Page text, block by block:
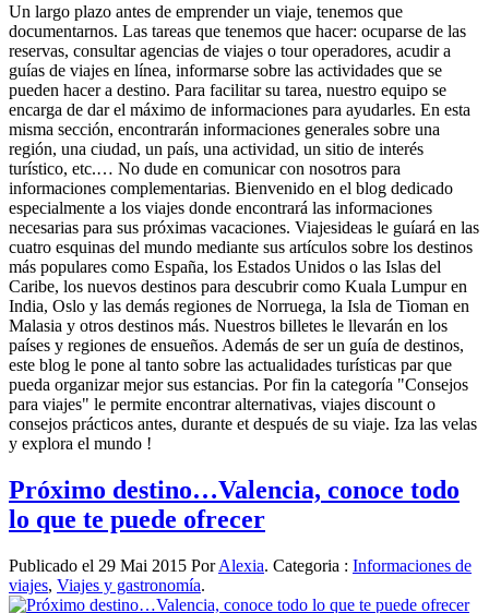
Un largo plazo antes de emprender un viaje, tenemos que
documentarnos. Las tareas que tenemos que hacer: ocuparse de las
reservas, consultar agencias de viajes o tour operadores, acudir a
guías de viajes en línea, informarse sobre las actividades que se
pueden hacer a destino. Para facilitar su tarea, nuestro equipo se
encarga de dar el máximo de informaciones para ayudarles. En esta
misma sección, encontrarán informaciones generales sobre una
región, una ciudad, un país, una actividad, un sitio de interés
turístico, etc.… No dude en comunicar con nosotros para
informaciones complementarias. Bienvenido en el blog dedicado
especialmente a los viajes donde encontrará las informaciones
necesarias para sus próximas vacaciones. Viajesideas le guíará en las
cuatro esquinas del mundo mediante sus artículos sobre los destinos
más populares como España, los Estados Unidos o las Islas del
Caribe, los nuevos destinos para descubrir como Kuala Lumpur en
India, Oslo y las demás regiones de Norruega, la Isla de Tioman en
Malasia y otros destinos más. Nuestros billetes le llevarán en los
países y regiones de ensueños. Además de ser un guía de destinos,
este blog le pone al tanto sobre las actualidades turísticas par que
pueda organizar mejor sus estancias. Por fin la categoría "Consejos
para viajes" le permite encontrar alternativas, viajes discount o
consejos prácticos antes, durante et después de su viaje. Iza las velas
y explora el mundo !
Próximo destino…Valencia, conoce todo
lo que te puede ofrecer
Publicado el 29 Mai 2015 PorAlexia. Categoria : Informaciones de
viajes, Viajes y gastronomía.